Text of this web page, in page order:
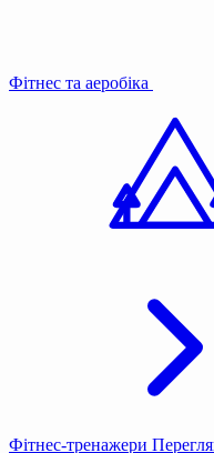
Фітнес та аеробіка
Фітнес-тренажери